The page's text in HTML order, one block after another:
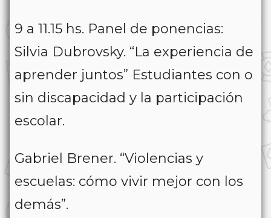
9 a 11.15 hs. Panel de ponencias:
Silvia Dubrovsky. “La experiencia de
aprender juntos” Estudiantes con o
sin discapacidad y la participación
escolar.
Gabriel Brener. “Violencias y
escuelas: cómo vivir mejor con los
demás”.